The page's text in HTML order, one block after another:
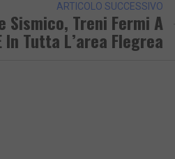
ARTICOLO SUCCESSIVO
Sismico, Treni Fermi A
In Tutta L’area Flegrea